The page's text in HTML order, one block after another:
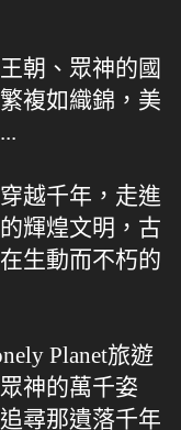
朝、眾神的國
複如織錦，美
越千年，走進
輝煌文明，古
生動而不朽的
Planet旅遊
神的萬千姿
尋那遺落千年